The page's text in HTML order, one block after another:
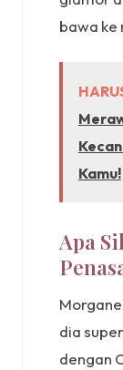
bawa ke
Kamu!
Apa
dia
dengan